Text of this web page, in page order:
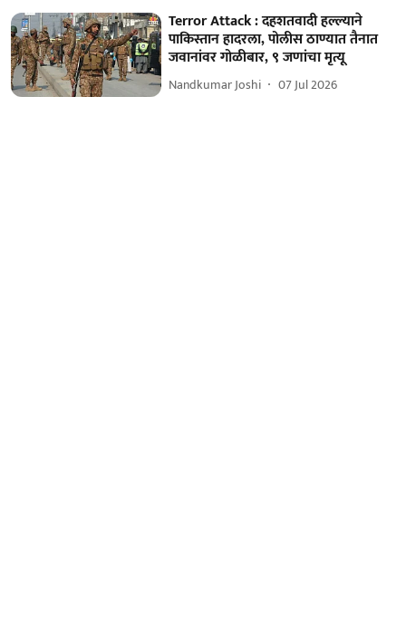
Terror Attack : दहशतवादी हल्ल्याने
पाकिस्तान हादरला, पोलीस ठाण्यात तैनात
जवानांवर गोळीबार, ९ जणांचा मृत्यू
Nandkumar Joshi 07 Jul 2026